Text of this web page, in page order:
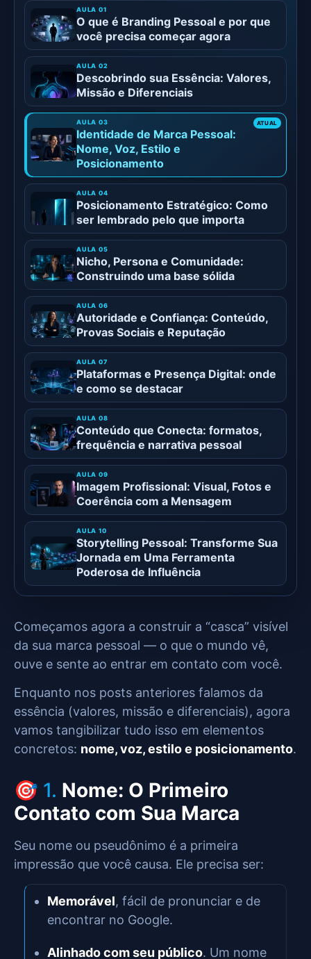
O que é Branding Pessoal e por que
você precisa começar agora
Descobrindo sua Essência: Valores,
Missão e Diferenciais
Identidade de Marca Pessoal:
Nome, Voz, Estilo e
Posicionamento
Posicionamento Estratégico: Como
ser lembrado pelo que importa
Nicho, Persona e Comunidade:
Construindo uma base sólida
Autoridade e Confiança: Conteúdo,
Provas Sociais e Reputação
Plataformas e Presença Digital: onde
e como se destacar
Conteúdo que Conecta: formatos,
frequência e narrativa pessoal
Imagem Profissional: Visual, Fotos e
Coerência com a Mensagem
Storytelling Pessoal: Transforme Sua
Jornada em Uma Ferramenta
Poderosa de Influência
Começamos agora a construir a “casca” visível
da sua marca pessoal — o que o mundo vê,
ouve e sente ao entrar em contato com você.
Enquanto nos posts anteriores falamos da
essência (valores, missão e diferenciais), agora
vamos tangibilizar tudo isso em elementos
concretos: nome, voz, estilo e posicionamento.
🎯 1. Nome: O Primeiro
Contato com Sua Marca
Seu nome ou pseudônimo é a primeira
impressão que você causa. Ele precisa ser:
Memorável, fácil de pronunciar e de
encontrar no Google.
Alinhado com seu público. Um nome